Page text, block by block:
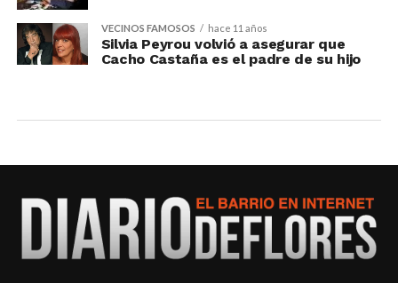
VECINOS FAMOSOS hace 11 años
Silvia Peyrou volvió a asegurar que
Cacho Castaña es el padre de su hijo